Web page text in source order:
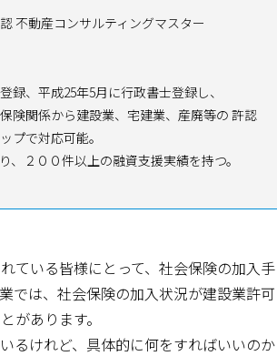
不動産コンサルティングマスター
録、平成25年5月に行政書士登録し、
険関係から建設業、宅建業、産廃等の 許認
プで対応可能。
、２００件以上の融資支援実績を持つ。
ている皆様にとって、社会保険の加入手
では、社会保険の加入状況が建設業許可
があります。
るけれど、具体的に何をすればいいのか